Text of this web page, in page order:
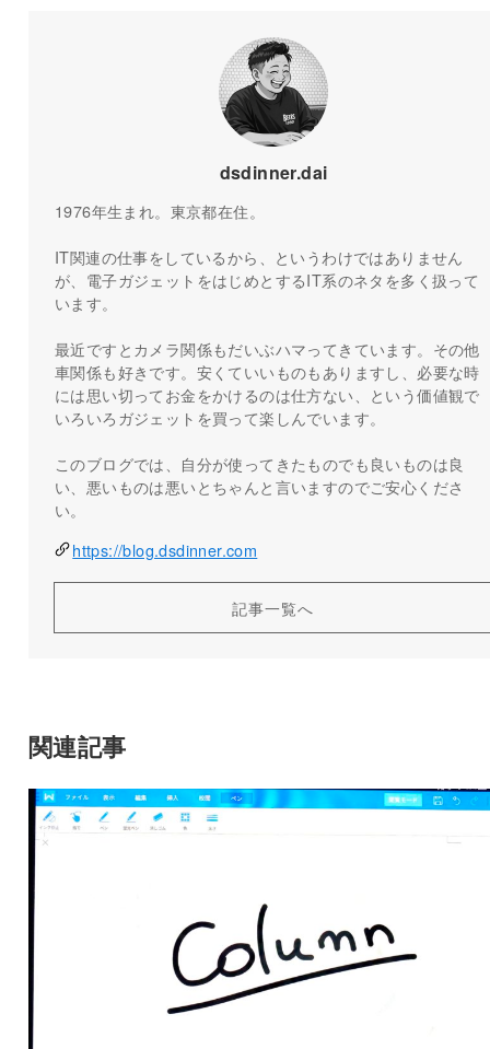
dsdinner.dai
1976年生まれ。東京都在住。
IT関連の仕事をしているから、というわけではありません
が、電子ガジェットをはじめとするIT系のネタを多く扱って
います。
最近ですとカメラ関係もだいぶハマってきています。その他
車関係も好きです。安くていいものもありますし、必要な時
には思い切ってお金をかけるのは仕方ない、という価値観で
いろいろガジェットを買って楽しんでいます。
このブログでは、自分が使ってきたものでも良いものは良
い、悪いものは悪いとちゃんと言いますのでご安心くださ
い。
https://blog.dsdinner.com
記事一覧へ
関連記事